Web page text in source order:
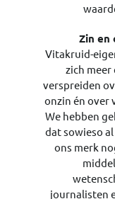
Zin en
Vitakruid-
zich meer
verspreiden
onzin én over
We hebben
dat sowieso
ons merk
journalisten